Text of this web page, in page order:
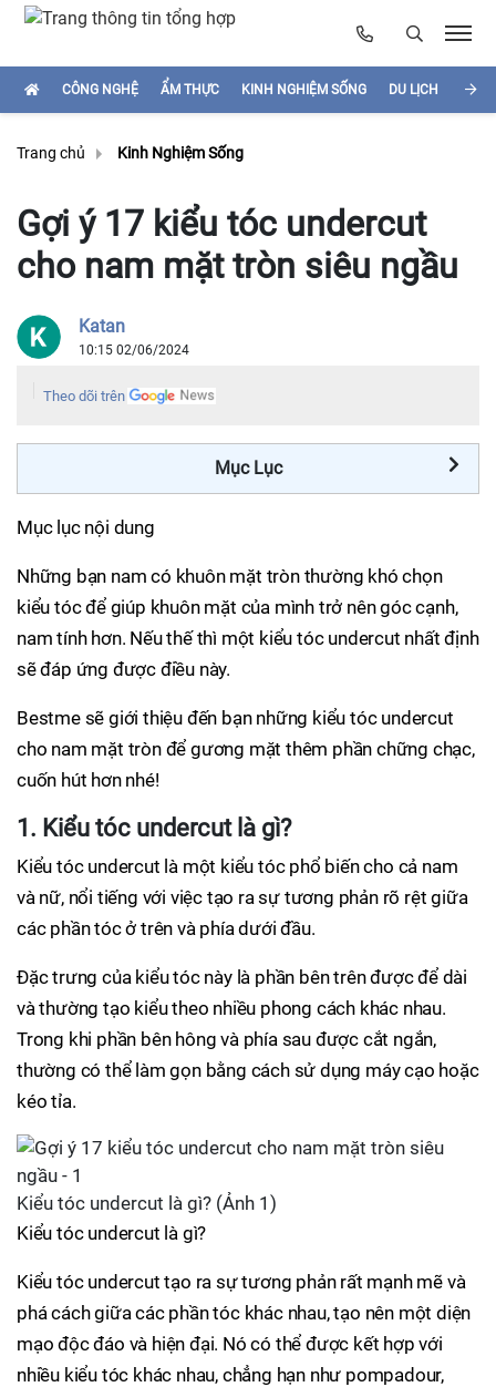
CÔNG NGHỆ ẨM THỰC KINH NGHIỆM SỐNG DU LỊCH
Trang chủ Kinh Nghiệm Sống
Gợi ý 17 kiểu tóc undercut
cho nam mặt tròn siêu ngầu
Katan
10:15 02/06/2024
Theo dõi trên
Mục Lục
Mục lục nội dung
Những bạn nam có khuôn mặt tròn thường khó chọn
kiểu tóc để giúp khuôn mặt của mình trở nên góc cạnh,
nam tính hơn. Nếu thế thì một kiểu tóc undercut nhất định
sẽ đáp ứng được điều này.
Bestme sẽ giới thiệu đến bạn những kiểu tóc undercut
cho nam mặt tròn để gương mặt thêm phần chững chạc,
cuốn hút hơn nhé!
1. Kiểu tóc undercut là gì?
Kiểu tóc undercut là một kiểu tóc phổ biến cho cả nam
và nữ, nổi tiếng với việc tạo ra sự tương phản rõ rệt giữa
các phần tóc ở trên và phía dưới đầu.
Đặc trưng của kiểu tóc này là phần bên trên được để dài
và thường tạo kiểu theo nhiều phong cách khác nhau.
Trong khi phần bên hông và phía sau được cắt ngắn,
thường có thể làm gọn bằng cách sử dụng máy cạo hoặc
kéo tỉa.
Kiểu tóc undercut là gì? (Ảnh 1)
Kiểu tóc undercut là gì?
Kiểu tóc undercut tạo ra sự tương phản rất mạnh mẽ và
phá cách giữa các phần tóc khác nhau, tạo nên một diện
mạo độc đáo và hiện đại. Nó có thể được kết hợp với
nhiều kiểu tóc khác nhau, chẳng hạn như pompadour,